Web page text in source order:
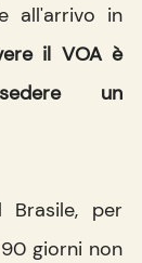
all'arrivo in
il VOA è
un
Brasile, per
giorni non